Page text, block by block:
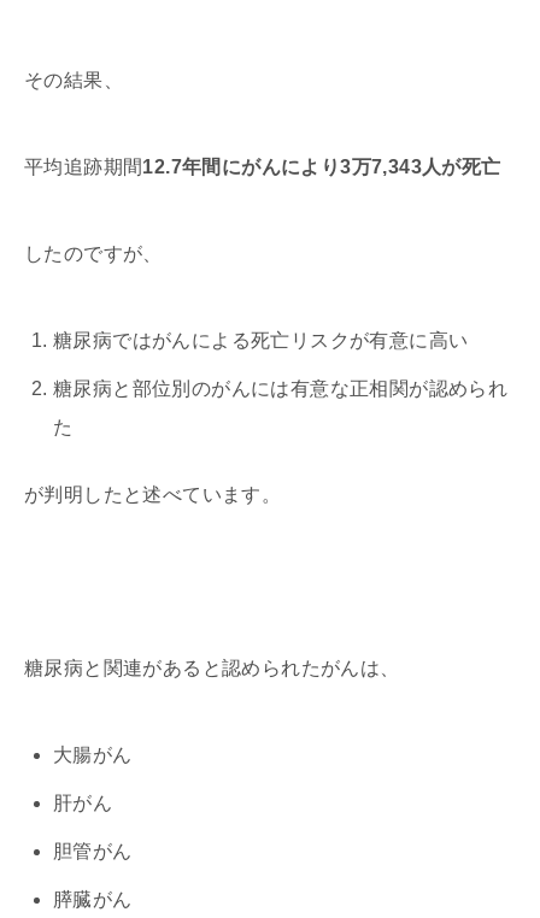
その結果、
平均追跡期間12.7年間にがんにより3万7,343人が死亡
したのですが、
糖尿病ではがんによる死亡リスクが有意に高い
糖尿病と部位別のがんには有意な正相関が認められ
た
が判明したと述べています。
糖尿病と関連があると認められたがんは、
大腸がん
肝がん
胆管がん
膵臓がん